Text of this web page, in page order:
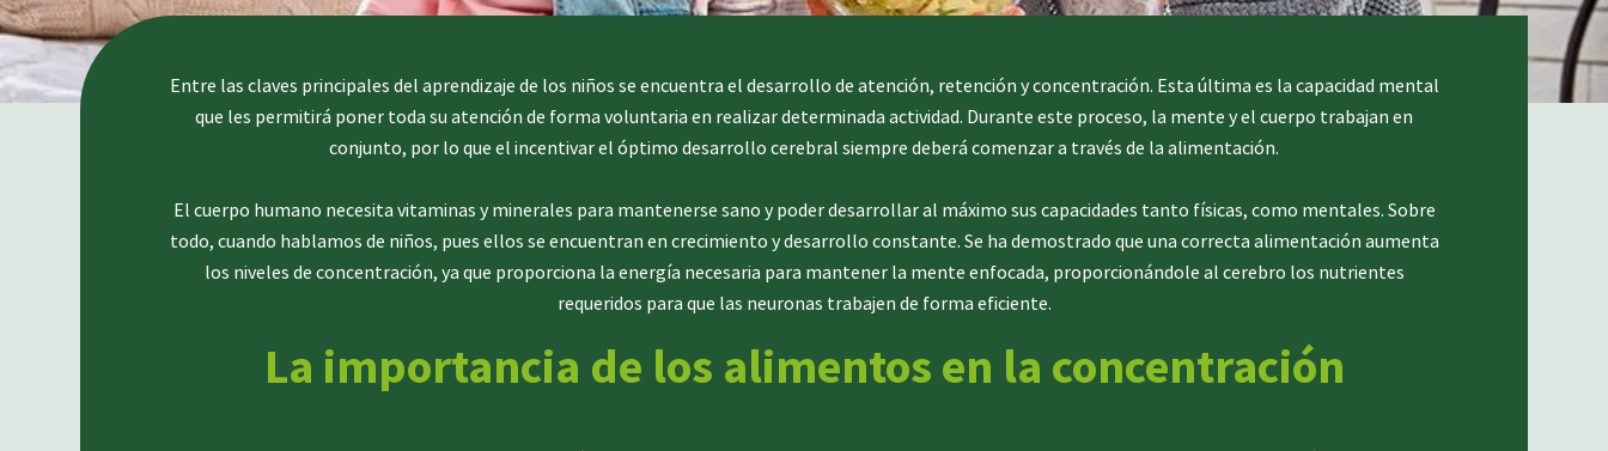
Entre las claves principales del aprendizaje de los niños se encuentra el desarrollo de atención, retención y concentración. Esta última es la capacidad mental
que les permitirá poner toda su atención de forma voluntaria en realizar determinada actividad. Durante este proceso, la mente y el cuerpo trabajan en
conjunto, por lo que el incentivar el óptimo desarrollo cerebral siempre deberá comenzar a través de la alimentación.
El cuerpo humano necesita vitaminas y minerales para mantenerse sano y poder desarrollar al máximo sus capacidades tanto físicas, como mentales. Sobre
todo, cuando hablamos de niños, pues ellos se encuentran en crecimiento y desarrollo constante. Se ha demostrado que una correcta alimentación aumenta
los niveles de concentración, ya que proporciona la energía necesaria para mantener la mente enfocada, proporcionándole al cerebro los nutrientes
requeridos para que las neuronas trabajen de forma eficiente.
La importancia de los alimentos en la concentración